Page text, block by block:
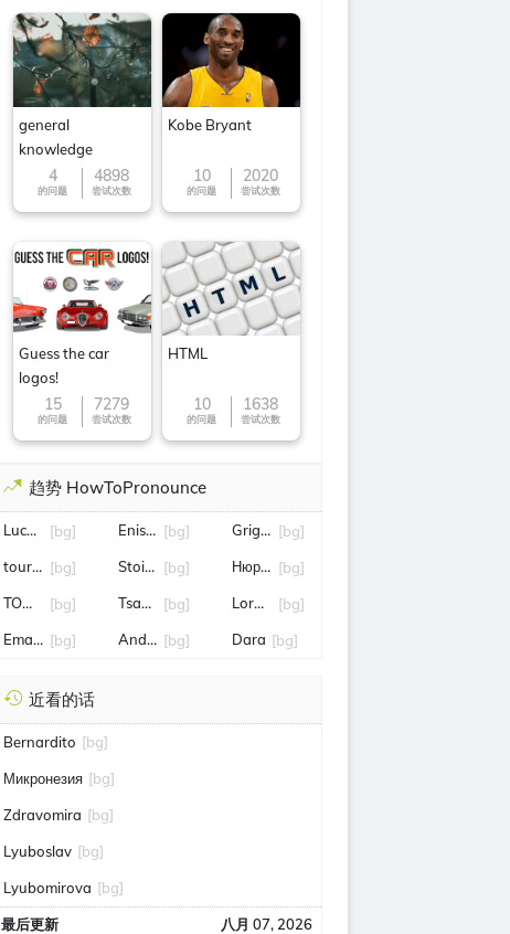
general
knowledge
4
的问题
4898
尝试次数
Kobe Bryant
10
的问题
2020
尝试次数
Guess the car
logos!
15
的问题
7279
尝试次数
HTML
10
的问题
1638
尝试次数
趋势 HowToPronounce
Lucy Diakovska
[bg]
tour de wallonie
[bg]
TOMETICH
[bg]
Emanuela
[bg]
Enis Bardhi
[bg]
Stoichkov
[bg]
Tsanko Arnaudov
[bg]
Andreev[bg]
Grigor [bg]
Нюрнберг
[bg]
Lora Hristova
[bg]
Dara [bg]
近看的话
Bernardito [bg]
Микронезия [bg]
Zdravomira [bg]
Lyuboslav [bg]
Lyubomirova [bg]
最后更新 八月 07, 2026